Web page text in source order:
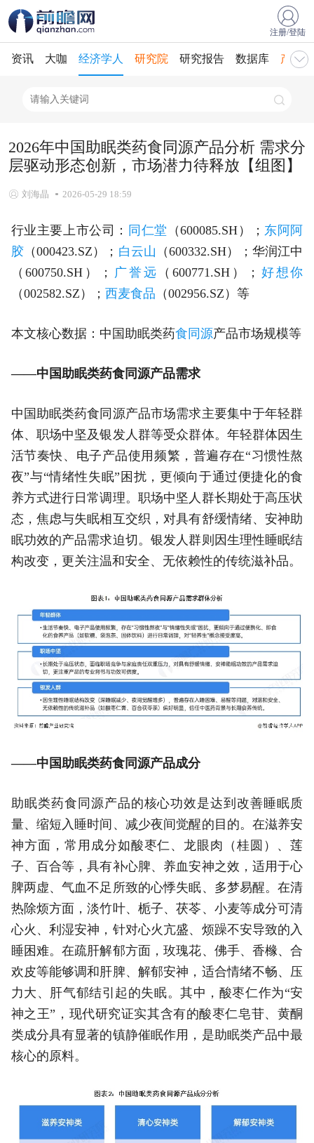
注册/登陆
资讯 大咖 经济学人 研究院 研究报告 数据库 产业
2026年中国助眠类药食同源产品分析 需求分
层驱动形态创新，市场潜力待释放【组图】
刘海晶 2026-05-29 18:59
行业主要上市公司： 同仁堂 （600085.SH）； 东阿阿
胶（000423.SZ）； 白云山
（600332.SH）；华润江中
（600750.SH）；
广誉远 （600771.SH）； 好想你
（002582.SZ）； 西麦食品 （002956.SZ）等
本文核心数据：中国助眠类药食同源产品市场规模等
——中国助眠类药食同源产品需求
中国助眠类药食同源产品市场需求主要集中于年轻群
体、职场中坚及银发人群等受众群体。年轻群体因生
活节奏快、电子产品使用频繁，普遍存在“习惯性熬
夜”与“情绪性失眠”困扰，更倾向于通过便捷化的食
养方式进行日常调理。职场中坚人群长期处于高压状
态，焦虑与失眠相互交织，对具有舒缓情绪、安神助
眠功效的产品需求迫切。银发人群则因生理性睡眠结
构改变，更关注温和安全、无依赖性的传统滋补品。
——中国助眠类药食同源产品成分
助眠类药食同源产品的核心功效是达到改善睡眠质
量、缩短入睡时间、减少夜间觉醒的目的。在滋养安
神方面，常用成分如酸枣仁、龙眼肉（桂圆）、莲
子、百合等，具有补心脾、养血安神之效，适用于心
脾两虚、气血不足所致的心悸失眠、多梦易醒。在清
热除烦方面，淡竹叶、栀子、茯苓、小麦等成分可清
心火、利湿安神，针对心火亢盛、烦躁不安导致的入
睡困难。在疏肝解郁方面，玫瑰花、佛手、香橼、合
欢皮等能够调和肝脾、解郁安神，适合情绪不畅、压
力大、肝气郁结引起的失眠。其中，酸枣仁作为“安
神之王”，现代研究证实其含有的酸枣仁皂苷、黄酮
类成分具有显著的镇静催眠作用，是助眠类产品中最
核心的原料。